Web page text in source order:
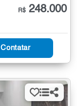
R$ 248.000
Contatar